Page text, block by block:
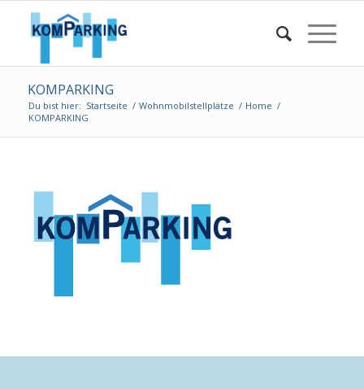
KOMPARKING
Du bist hier: Startseite / Wohnmobilstellplätze / Home /
KOMPARKING